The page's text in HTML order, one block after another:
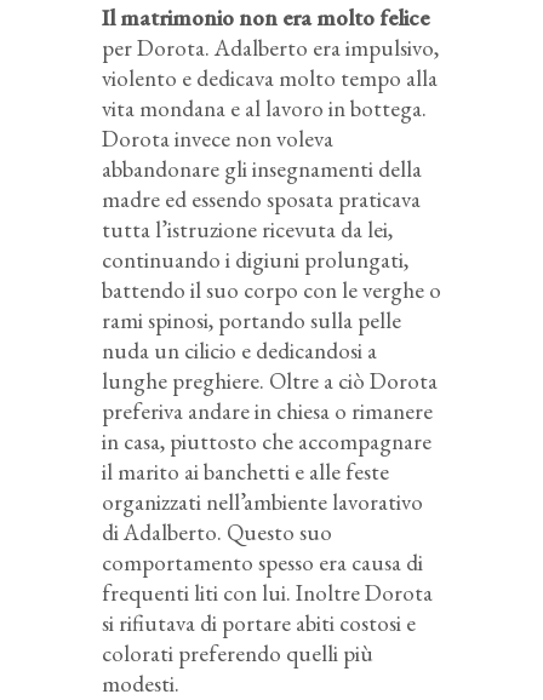
Il matrimonio non era molto felice
per Dorota. Adalberto era impulsivo,
violento e dedicava molto tempo alla
vita mondana e al lavoro in bottega.
Dorota invece non voleva
abbandonare gli insegnamenti della
madre ed essendo sposata praticava
tutta l’istruzione ricevuta da lei,
continuando i digiuni prolungati,
battendo il suo corpo con le verghe o
rami spinosi, portando sulla pelle
nuda un cilicio e dedicandosi a
lunghe preghiere. Oltre a ciò Dorota
preferiva andare in chiesa o rimanere
in casa, piuttosto che accompagnare
il marito ai banchetti e alle feste
organizzati nell’ambiente lavorativo
di Adalberto. Questo suo
comportamento spesso era causa di
frequenti liti con lui. Inoltre Dorota
si rifiutava di portare abiti costosi e
colorati preferendo quelli più
modesti.